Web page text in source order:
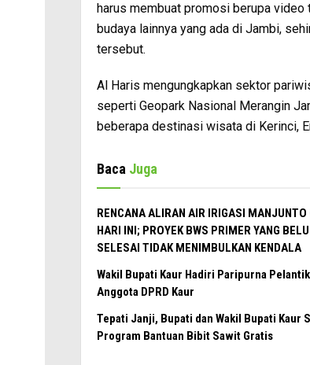
harus membuat promosi berupa
budaya lainnya yang ada di Jambi,
tersebut.
Al Haris mengungkapkan sektor
seperti Geopark Nasional Merangin
beberapa destinasi wisata di Kerinci,
Baca Juga
RENCANA ALIRAN AIR IRIGASI MANJUNTO
HARI INI; PROYEK BWS PRIMER YANG
SELESAI TIDAK MENIMBULKAN KENDALA
Wakil Bupati Kaur Hadiri Paripurna
Anggota DPRD Kaur
Tepati Janji, Bupati dan Wakil Bupati Kaur
Program Bantuan Bibit Sawit Gratis